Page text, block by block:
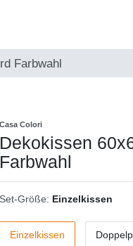
Farbwahl
Casa Colori
Dekokissen
Farbwahl
Set-Größe: Einzelkissen
Einzelkissen